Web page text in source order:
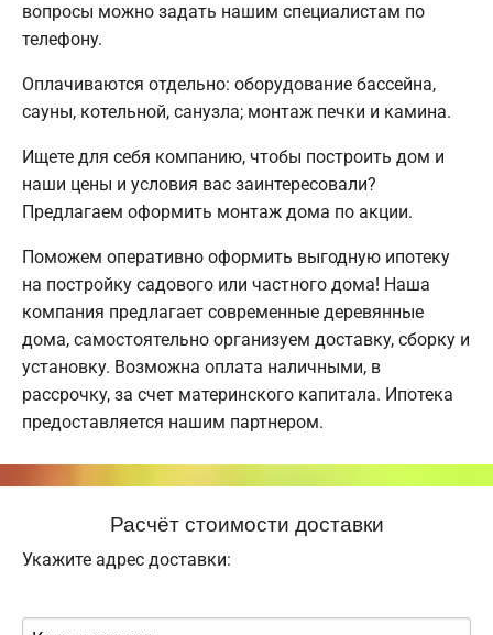
вопросы можно задать нашим специалистам по
телефону.
Оплачиваются отдельно: оборудование бассейна,
сауны, котельной, санузла; монтаж печки и камина.
Ищете для себя компанию, чтобы построить дом и
наши цены и условия вас заинтересовали?
Предлагаем оформить монтаж дома по акции.
Поможем оперативно оформить выгодную ипотеку
на постройку садового или частного дома! Наша
компания предлагает современные деревянные
дома, самостоятельно организуем доставку, сборку и
установку. Возможна оплата наличными, в
рассрочку, за счет материнского капитала. Ипотека
предоставляется нашим партнером.
Расчёт стоимости доставки
Укажите адрес доставки: